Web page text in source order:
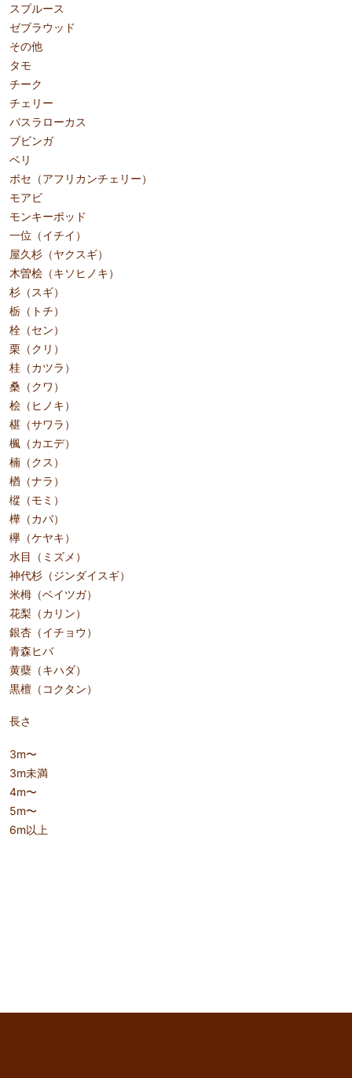
スプルース
ゼブラウッド
その他
タモ
チーク
チェリー
バスラローカス
ブビンガ
ベリ
ボセ（アフリカンチェリー）
モアビ
モンキーポッド
一位（イチイ）
屋久杉（ヤクスギ）
木曽桧（キソヒノキ）
杉（スギ）
栃（トチ）
栓（セン）
栗（クリ）
桂（カツラ）
桑（クワ）
桧（ヒノキ）
椹（サワラ）
楓（カエデ）
楠（クス）
楢（ナラ）
樅（モミ）
樺（カバ）
欅（ケヤキ）
水目（ミズメ）
神代杉（ジンダイスギ）
米栂（ベイツガ）
花梨（カリン）
銀杏（イチョウ）
青森ヒバ
黄蘗（キハダ）
黒檀（コクタン）
長さ
3m〜
3m未満
4m〜
5m〜
6m以上